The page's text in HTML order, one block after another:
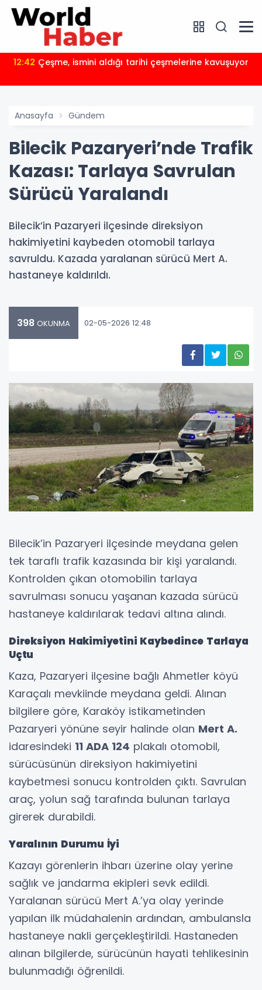
12:42 Çeşme, ismini aldığı tarihi çeşmelerine kavuşuyor
Anasayfa Gündem
Bilecik Pazaryeri’nde Trafik
Kazası: Tarlaya Savrulan
Sürücü Yaralandı
Bilecik’in Pazaryeri ilçesinde direksiyon
hakimiyetini kaybeden otomobil tarlaya
savruldu. Kazada yaralanan sürücü Mert A.
hastaneye kaldırıldı.
398 OKUNMA 02-05-2026 12:48
Bilecik’in Pazaryeri ilçesinde meydana gelen
tek taraflı trafik kazasında bir kişi yaralandı.
Kontrolden çıkan otomobilin tarlaya
savrulması sonucu yaşanan kazada sürücü
hastaneye kaldırılarak tedavi altına alındı.
Direksiyon Hakimiyetini Kaybedince Tarlaya
Uçtu
Kaza, Pazaryeri ilçesine bağlı Ahmetler köyü
Karaçalı mevkiinde meydana geldi. Alınan
bilgilere göre, Karaköy istikametinden
Pazaryeri yönüne seyir halinde olan Mert A.
idaresindeki 11 ADA 124 plakalı otomobil,
sürücüsünün direksiyon hakimiyetini
kaybetmesi sonucu kontrolden çıktı. Savrulan
araç, yolun sağ tarafında bulunan tarlaya
girerek durabildi.
Yaralının Durumu İyi
Kazayı görenlerin ihbarı üzerine olay yerine
sağlık ve jandarma ekipleri sevk edildi.
Yaralanan sürücü Mert A.’ya olay yerinde
yapılan ilk müdahalenin ardından, ambulansla
hastaneye nakli gerçekleştirildi. Hastaneden
alınan bilgilerde, sürücünün hayati tehlikesinin
bulunmadığı öğrenildi.